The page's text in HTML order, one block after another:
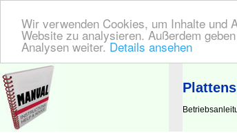
Wir verwenden Cookies, um Inhalte und
Website zu analysieren. Außerdem
Analysen weiter. Details ansehen
BEDIENUNGSANLEITUNG | Hier finden Sie die deutsche